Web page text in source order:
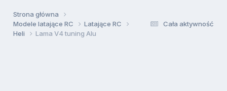
Cała aktywność
Strona główna
Modele latające RC
Latające RC
Heli
Lama V4 tuning Alu